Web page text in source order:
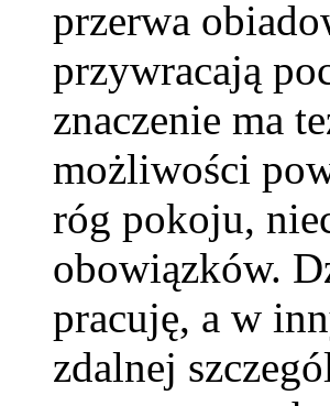
przerwa
przywracają
znaczenie ma
możliwości
róg pokoju,
obowiązków.
pracuję, a w
zdalnej